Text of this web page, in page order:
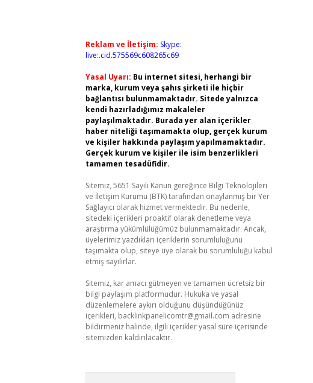
Reklam ve İletişim: Skype:
live:.cid.575569c608265c69
Yasal Uyarı: Bu internet sitesi, herhangi bir
marka, kurum veya şahıs şirketi ile hiçbir
bağlantısı bulunmamaktadır. Sitede yalnızca
kendi hazırladığımız makaleler
paylaşılmaktadır. Burada yer alan içerikler
haber niteliği taşımamakta olup, gerçek kurum
ve kişiler hakkında paylaşım yapılmamaktadır.
Gerçek kurum ve kişiler ile isim benzerlikleri
tamamen tesadüfidir.
Sitemiz, 5651 Sayılı Kanun gereğince Bilgi Teknolojileri
ve İletişim Kurumu (BTK) tarafından onaylanmış bir Yer
Sağlayıcı olarak hizmet vermektedir. Bu nedenle,
sitedeki içerikleri proaktif olarak denetleme veya
araştırma yükümlülüğümüz bulunmamaktadır. Ancak,
üyelerimiz yazdıkları içeriklerin sorumluluğunu
taşımakta olup, siteye üye olarak bu sorumluluğu kabul
etmiş sayılırlar.
Sitemiz, kar amacı gütmeyen ve tamamen ücretsiz bir
bilgi paylaşım platformudur. Hukuka ve yasal
düzenlemelere aykırı olduğunu düşündüğünüz
içerikleri, backlinkpanelicomtr@gmail.com adresine
bildirmeniz halinde, ilgili içerikler yasal süre içerisinde
sitemizden kaldırılacaktır.